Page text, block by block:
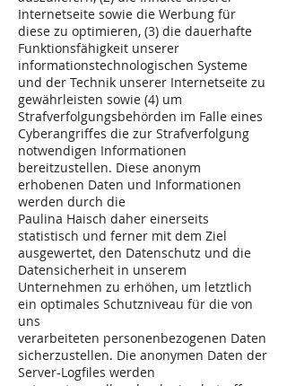
Internetseite sowie die Werbung für
diese zu optimieren, (3) die dauerhafte
Funktionsfähigkeit unserer
informationstechnologischen Systeme
und der Technik unserer Internetseite zu
gewährleisten sowie (4) um
Strafverfolgungsbehörden im Falle eines
Cyberangriffes die zur Strafverfolgung
notwendigen Informationen
bereitzustellen. Diese anonym
erhobenen Daten und Informationen
werden durch die
Paulina Haisch daher einerseits
statistisch und ferner mit dem Ziel
ausgewertet, den Datenschutz und die
Datensicherheit in unserem
Unternehmen zu erhöhen, um letztlich
ein optimales Schutzniveau für die von
uns
verarbeiteten personenbezogenen Daten
sicherzustellen. Die anonymen Daten der
Server-Logfiles werden